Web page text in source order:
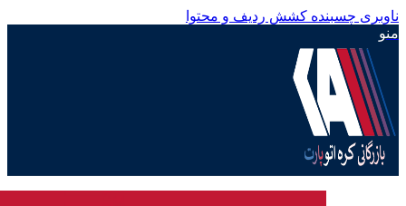
ناوبری چسبنده کشش ردیف و محتوا
منو